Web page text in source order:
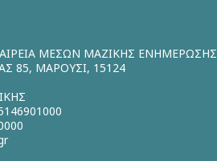
ΜΕΣΩΝ ΜΑΖΙΚΗΣ ΕΝΗΜΕΡΩΣΗΣ
85, ΜΑΡΟΥΣΙ, 15124